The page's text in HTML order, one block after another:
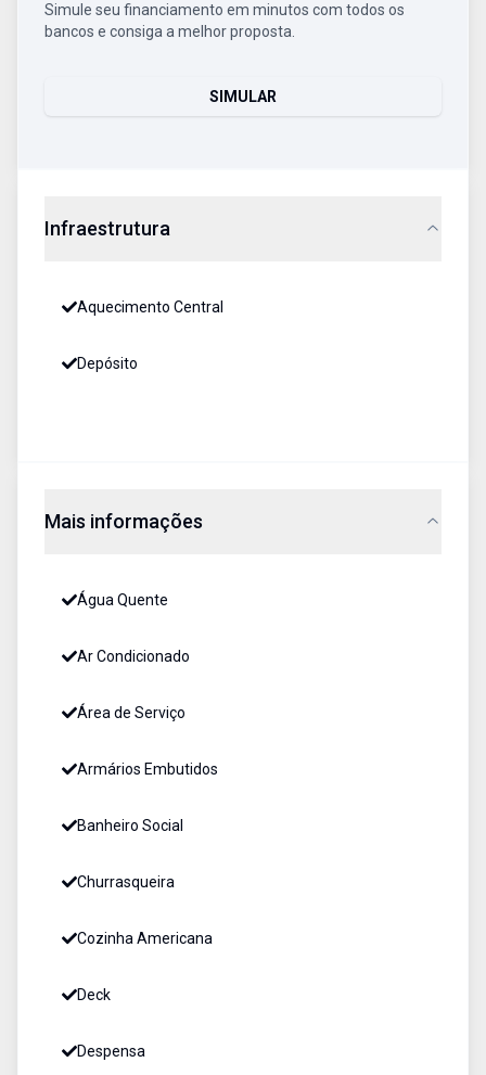
Simule seu financiamento em minutos com todos os
bancos e consiga a melhor proposta.
SIMULAR
Infraestrutura
Aquecimento Central
Depósito
Mais informações
Água Quente
Ar Condicionado
Área de Serviço
Armários Embutidos
Banheiro Social
Churrasqueira
Cozinha Americana
Deck
Despensa